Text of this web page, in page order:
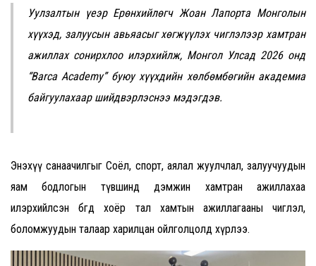
Уулзалтын үеэр Ерөнхийлөгч Жоан Лапорта Монголын
хүүхэд, залуусын авьяасыг хөгжүүлэх чиглэлээр хамтран
ажиллах сонирхлоо илэрхийлж, Монгол Улсад 2026 онд
“Barca Academy” буюу хүүхдийн хөлбөмбөгийн академиа
байгуулахаар шийдвэрлэснээ мэдэгдэв.
Энэхүү санаачилгыг Соёл, спорт, аялал жуулчлал, залуучуудын
яам бодлогын түвшинд дэмжин хамтран ажиллахаа
илэрхийлсэн бөгөөд хоёр тал хамтын ажиллагааны чиглэл,
боломжуудын талаар харилцан ойлголцолд хүрлээ.